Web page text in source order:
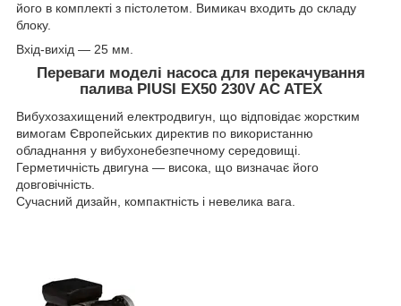
його в комплекті з пістолетом. Вимикач входить до складу
блоку.
Вхід-вихід — 25 мм.
Переваги моделі насоса для перекачування
палива PIUSI EX50 230V AC ATEX
Вибухозахищений електродвигун, що відповідає жорстким
вимогам Європейських директив по використанню
обладнання у вибухонебезпечному середовищі.
Герметичність двигуна — висока, що визначає його
довговічність.
Сучасний дизайн, компактність і невелика вага.